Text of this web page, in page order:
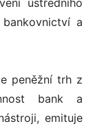
ústředního
a
peněžní trh z
bank a
emituje